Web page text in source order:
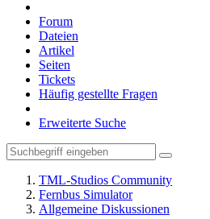
Forum
Dateien
Artikel
Seiten
Tickets
Häufig gestellte Fragen
Erweiterte Suche
TML-Studios Community
Fernbus Simulator
Allgemeine Diskussionen